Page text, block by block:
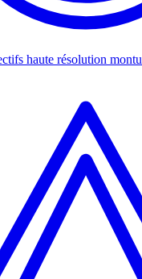
haute résolution